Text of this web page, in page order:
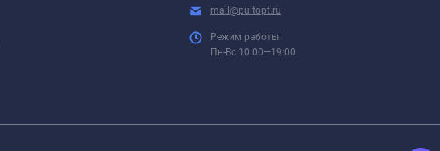
mail@pultopt.ru
Режим работы:
Пн-Вс 10:00—19:00